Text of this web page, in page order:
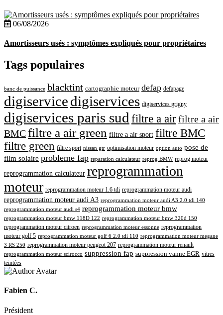
06/08/2026
Amortisseurs usés : symptômes expliqués pour propriétaires
Tags populaires
banc de puissance blacktint cartographie moteur defap defapage
digiservicedigiservices digiservices grigny
digiservices paris sud filtre a airfiltre a air
BMCfiltre a air green filtre a air sport filtre BMC
filtre green filtre sport nissan gtr optimisation moteur option auto pose de
film solaire probleme fap reparation calculateur reprog BMW reprog moteur
reprogrammation calculateur reprogrammation
moteur reprogrammation moteur 1.6 tdi reprogrammation moteur audi
reprogrammation moteur audi A3 reprogrammation moteur audi A3 2.0 tdi 140
reprogrammation moteur audi s4 reprogrammation moteur bmw
reprogrammation moteur bmw 118D 122 reprogrammation moteur bmw 320d 150
reprogrammation moteur citroen reprogrammation moteur essonne reprogrammation
moteur golf 5 reprogrammation moteur golf 6 2.0 tdi 110 reprogrammation moteur megane
3 RS 250 reprogrammation moteur peugeot 207 reprogrammation moteur renault
reprogrammation moteur scirocco suppression fap suppression vanne EGR vitres
teintées
Fabien C.
Président